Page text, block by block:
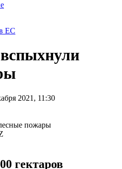
ЕС
2021, 11:30
гектаров